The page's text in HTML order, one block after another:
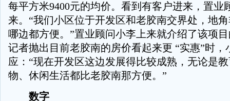
每平方米9400元的均价。看到有客户进来，置业
来。“我们小区位于开发区和老胶南交界处，地
哪边都方便。”置业顾问小李上来就介绍了该项
记者抛出目前老胶南的房价看起来更 “实惠”时，
应：“现在开发区这边发展得比较成熟，无论是
物、休闲生活都比老胶南那方便。”
数字